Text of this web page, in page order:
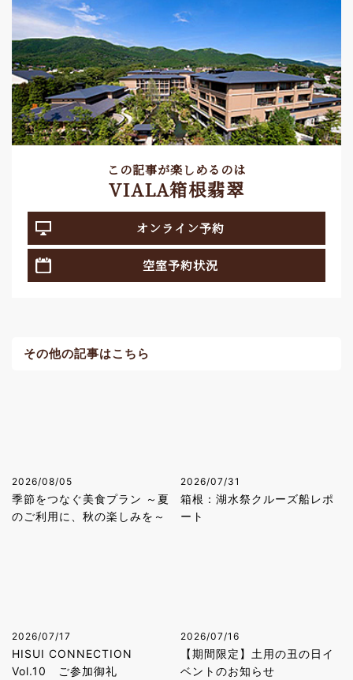
この記事が楽しめるのは
VIALA箱根翡翠
オンライン予約
空室予約状況
その他の記事はこちら
2026/08/05
季節をつなぐ美食プラン ～夏
のご利用に、秋の楽しみを～
2026/07/31
箱根：湖水祭クルーズ船レポ
ート
2026/07/17
HISUI CONNECTION
Vol.10 ご参加御礼
2026/07/16
【期間限定】土用の丑の日イ
ベントのお知らせ